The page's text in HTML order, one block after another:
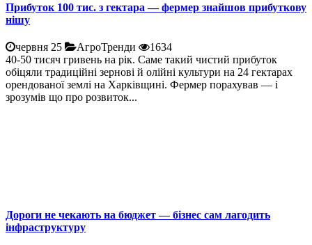
Прибуток 100 тис. з гектара — фермер знайшов прибуткову
нішу
червня 25 АгроТренди
1634
40-50 тисяч гривень на рік. Саме такий чистий прибуток
обіцяли традиційні зернові й олійні культури на 24 гектарах
орендованої землі на Харківщині. Фермер порахував — і
зрозумів що про розвиток...
Дороги не чекають на бюджет — бізнес сам лагодить
інфраструктуру